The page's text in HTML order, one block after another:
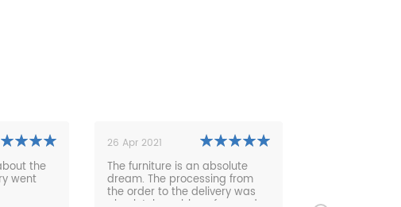
26 Apr 2021
The furniture is an absolute
dream. The processing from
the order to the delivery was